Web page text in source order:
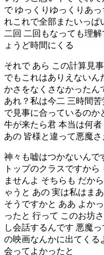
で ゆっくりゆっくりあ
れこれで全部またいっぱ
二回 二回もなっても理
ょうど時間にくる
それで あら この計算見
でもこれはありえないん
かさをなくさなかったん
あれ？私は今二 三時間
で見事に合っているのか
牛が来たら君 本当は何
あの 皆様と違って悪魔
神々も嘘はつかないんで
トップのクラスですか
ませんよ そちらも だか
ゃうと あの 実は私はま
そうですかと ああ よか
ったと 行って このお坊
し会話するんです 悪魔
の映画なんかに出てくる
会ってよかったと